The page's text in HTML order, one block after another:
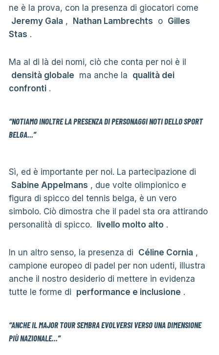
ne è la prova, con la presenza di giocatori come
Jeremy Gala , Nathan Lambrechts o Gilles
Stas .
Ma al di là dei nomi, ciò che conta per noi è il
densità globale ma anche la qualità dei
confronti.
“NOTIAMO INOLTRE LA PRESENZA DI PERSONAGGI NOTI DELLO SPORT
BELGA…”
Sì, ed è importante per noi. La partecipazione di
Sabine Appelmans , due volte olimpionico e
figura di spicco del tennis belga, è un vero
simbolo. Ciò dimostra che il padel sta ora attirando
personalità di spicco. livello molto alto .
In un altro senso, la presenza di Céline Cornia ,
campione europeo di padel per non udenti, illustra
anche il nostro desiderio di mettere in evidenza
tutte le forme di performance e inclusione .
“ANCHE IL MAJOR TOUR SEMBRA EVOLVERSI VERSO UNA DIMENSIONE
PIÙ NAZIONALE…”